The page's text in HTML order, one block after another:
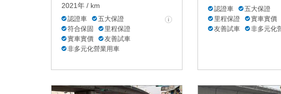
2021年 / km
認證車
五大保證
符合保固
里程保證
實車實價
友善試車
非多元化營業用車
認證車
五大保證
里程保證
實車實價
友善試車
非多元化